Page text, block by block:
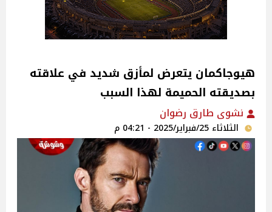
هيوجاكمان يتعرض لمأزق شديد في علاقته
بصديقته الحميمة لهذا السبب
نشوى طارق رضوان
الثلاثاء 25/فبراير/2025 - 04:21 م